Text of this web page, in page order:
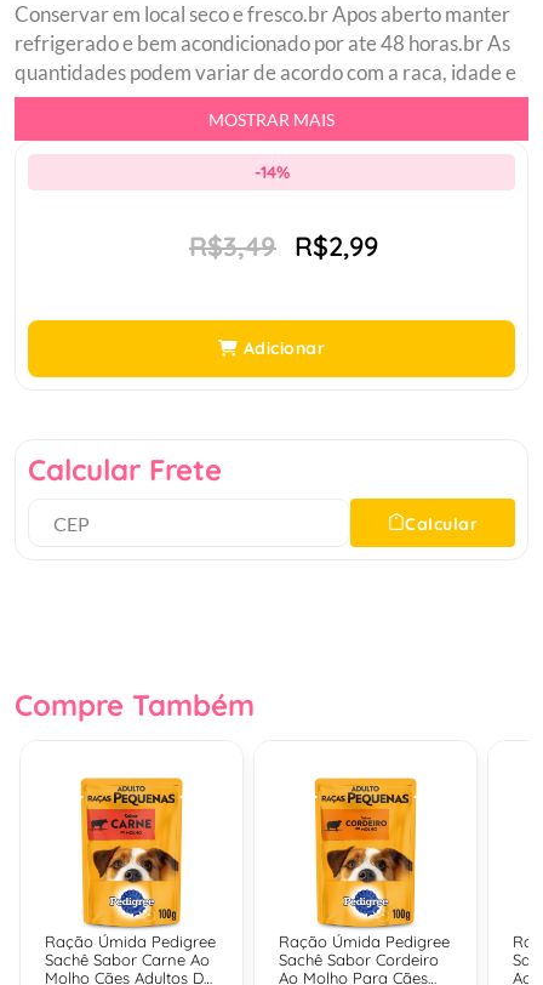
Conservar em local seco e fresco.br Apos aberto manter
refrigerado e bem acondicionado por ate 48 horas.br As
quantidades podem variar de acordo com a raca, idade e
nivel de atividade do seu cao. Quantidades orientativas.
Ao trocar o alimento do seu cao, faca o de modo gradual
por pelo menos 7 dias. A cada dia, aumente a quantidade
ate que seu cao seja alimentado somente com PEDIGREE
Completabr Sem conservantes, sem corantes e sem
firmes e faceis de limparbr Pelo saudavel: Contem Omega
6 e Zinco.br
MOSTRAR MAIS
-14%
R$3,49 R$2,99
Adicionar
Calcular Frete
Calcular
Compre Também
Ração Úmida Pedigree
Sachê Sabor Carne Ao
Molho Cães Adultos De
Ração Úmida Pedigree
Sachê Sabor Cordeiro
Ao Molho Para Cães
Ao